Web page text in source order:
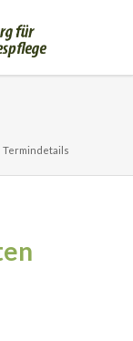
Termindetails